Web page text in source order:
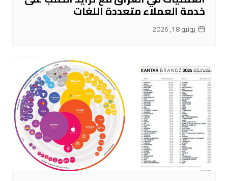
خدمة العملاء متعددة اللغات
يونيو 18, 2026